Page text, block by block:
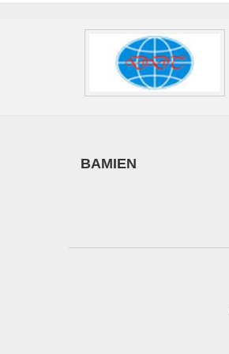
BAMIEN